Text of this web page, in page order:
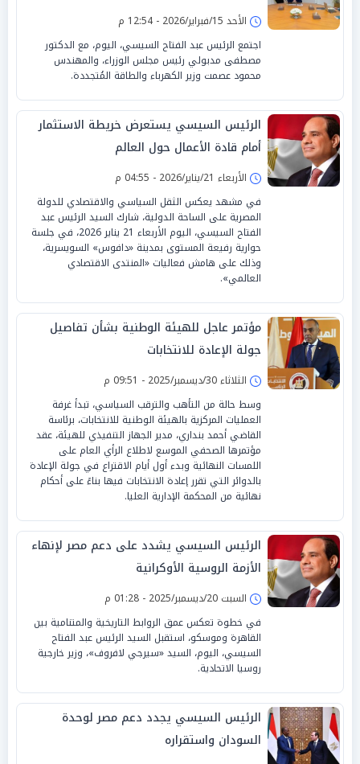
الأحد 15/فبراير/2026 - 12:54 م
اجتمع الرئيس عبد الفتاح السيسي، اليوم، مع الدكتور
مصطفى مدبولي رئيس مجلس الوزراء، والمهندس
محمود عصمت وزير الكهرباء والطاقة المُتجددة.
الرئيس السيسي يستعرض خريطة الاستثمار
أمام قادة الأعمال حول العالم
الأربعاء 21/يناير/2026 - 04:55 م
في مشهد يعكس الثقل السياسي والاقتصادي للدولة
المصرية على الساحة الدولية، شارك السيد الرئيس عبد
الفتاح السيسي، اليوم الأربعاء 21 يناير 2026، في جلسة
حوارية رفيعة المستوى بمدينة «دافوس» السويسرية،
وذلك على هامش فعاليات «المنتدى الاقتصادي
العالمي».
مؤتمر عاجل للهيئة الوطنية بشأن تفاصيل
جولة الإعادة للانتخابات
الثلاثاء 30/ديسمبر/2025 - 09:51 م
وسط حالة من التأهب والترقب السياسي، تبدأ غرفة
العمليات المركزية بالهيئة الوطنية للانتخابات، برئاسة
القاضي أحمد بنداري، مدير الجهاز التنفيذي للهيئة، عقد
مؤتمرها الصحفي الموسع لاطلاع الرأي العام على
اللمسات النهائية وبدء أول أيام الاقتراع في جولة الإعادة
بالدوائر التي تقرر إعادة الانتخابات فيها بناءً على أحكام
نهائية من المحكمة الإدارية العليا.
الرئيس السيسي يشدد على دعم مصر لإنهاء
الأزمة الروسية الأوكرانية
السبت 20/ديسمبر/2025 - 01:28 م
في خطوة تعكس عمق الروابط التاريخية والمتنامية بين
القاهرة وموسكو، استقبل السيد الرئيس عبد الفتاح
السيسي، اليوم، السيد «سيرجي لافروف»، وزير خارجية
روسيا الاتحادية.
الرئيس السيسي يجدد دعم مصر لوحدة
السودان واستقراره